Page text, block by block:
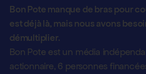
Bon Pote manque de bras pour
est déjà là, mais nous avons
démultiplier.
Bon Pote est un média
actionnaire, 6 personnes